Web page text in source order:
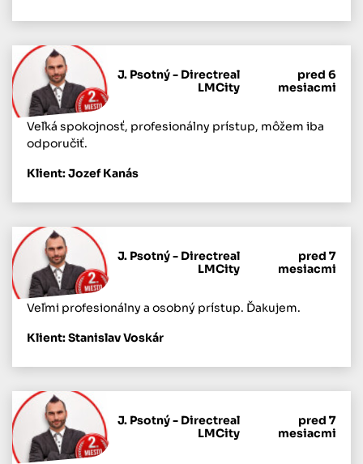
J. Psotný - Directreal
LMCity
pred 6
mesiacmi
Veľká spokojnosť, profesionálny prístup, môžem iba
odporučiť.
Klient: Jozef Kanás
J. Psotný - Directreal
LMCity
pred 7
mesiacmi
Veľmi profesionálny a osobný prístup. Ďakujem.
Klient: Stanislav Voskár
J. Psotný - Directreal
LMCity
pred 7
mesiacmi